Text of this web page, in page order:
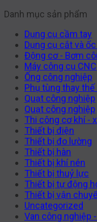
Danh mục sản phẩm
Dụng cụ cầm tay
Dụng cụ cắt và
Động cơ - Bơm
Máy công cụ CNC
Ống công nghiệp
Phụ tùng thay
Quạt công nghiệp
Quạt công nghiệp
Thi công cơ khí -
Thiết bị điện
Thiết bị đo lường
Thiết bị hàn
Thiết bị khí nén
Thiết bị thuỷ lực
Thiết bị tự động
Thiết bị vận
Uncategorized
Van công nghiệp